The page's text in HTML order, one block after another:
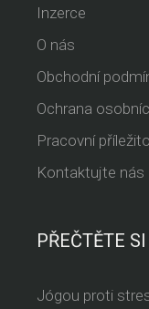
Inzerce
O nás
Obchodní
Ochrana
Pracovní
Kontaktujte nás
PŘEČTĚTE
Jógou proti